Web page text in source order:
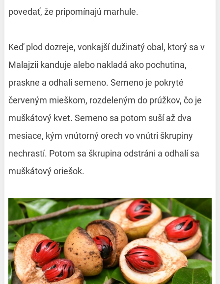
povedať, že pripomínajú marhule.
Keď plod dozreje, vonkajší dužinatý obal, ktorý sa v
Malajzii kanduje alebo nakladá ako pochutina,
praskne a odhalí semeno. Semeno je pokryté
červeným mieškom, rozdeleným do prúžkov, čo je
muškátový kvet. Semeno sa potom suší až dva
mesiace, kým vnútorný orech vo vnútri škrupiny
nechrastí. Potom sa škrupina odstráni a odhalí sa
muškátový oriešok.